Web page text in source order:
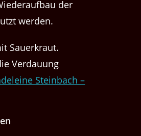
der
werden.
Verdauung
Steinbach –